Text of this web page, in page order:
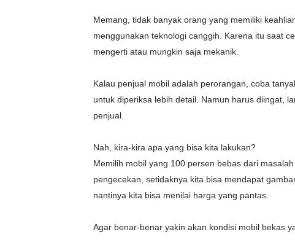
Memang, tidak banyak orang yang memiliki
menggunakan teknologi canggih. Karena itu saat
mengerti atau mungkin saja mekanik.
Kalau penjual mobil adalah perorangan, coba
untuk diperiksa lebih detail. Namun harus diingat,
penjual.
Nah, kira-kira apa yang bisa kita lakukan?
Memilih mobil yang 100 persen bebas dari
pengecekan, setidaknya kita bisa mendapat
nantinya kita bisa menilai harga yang pantas.
Agar benar-benar yakin akan kondisi mobil bekas